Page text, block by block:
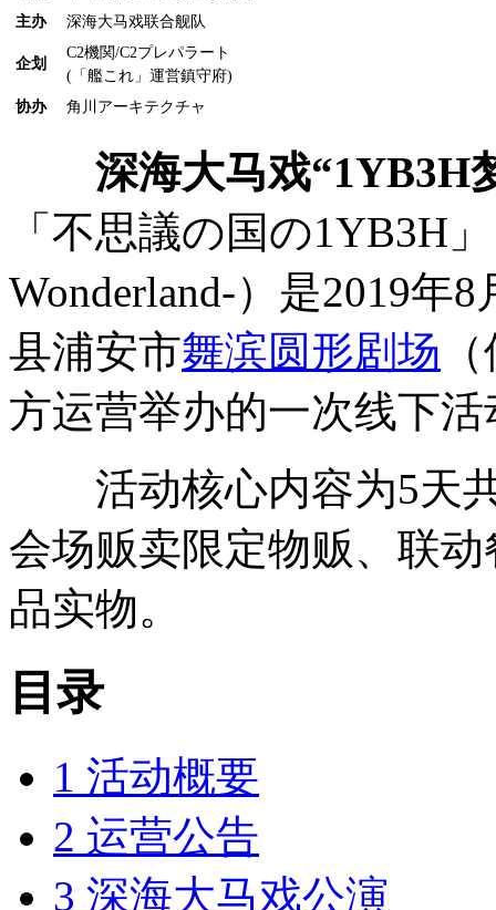
主办
深海大马戏联合舰队
企划
C2機関/C2プレパラート
(「艦これ」運営鎮守府)
协办
角川アーキテクチャ
深海大马戏“1YB3H
「不思議の国の1YB3H」
Wonderland-）是2019年
县浦安市舞滨圆形剧场
方运营举办的一次线下活
活动核心内容为5天共
会场贩卖限定物贩、联
品实物。
目录
1 活动概要
2 运营公告
3 深海大马戏公演